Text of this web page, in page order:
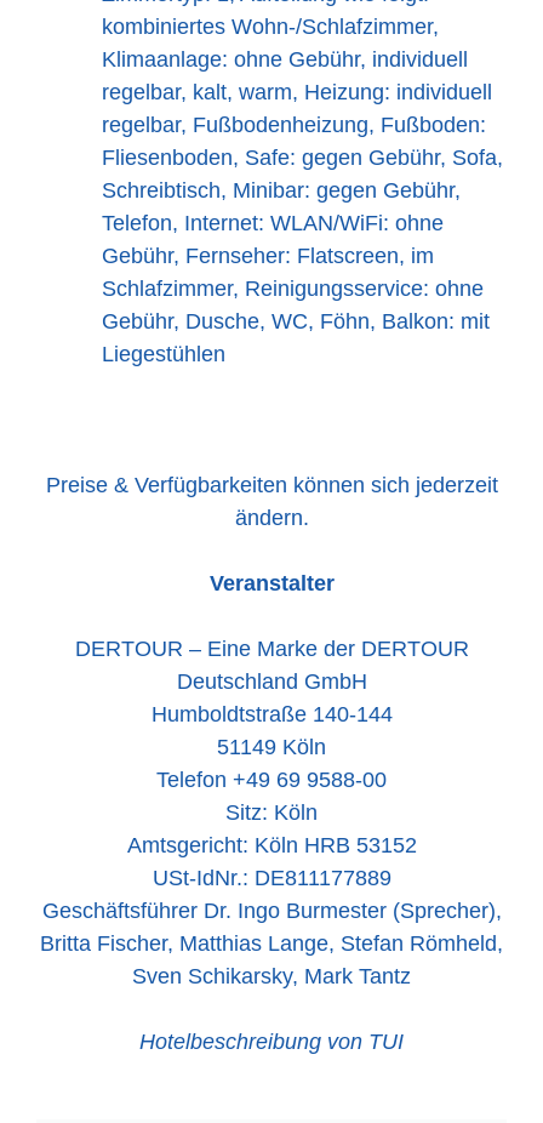
kombiniertes Wohn-/Schlafzimmer,
Klimaanlage: ohne Gebühr, individuell
regelbar, kalt, warm, Heizung: individuell
regelbar, Fußbodenheizung, Fußboden:
Fliesenboden, Safe: gegen Gebühr, Sofa,
Schreibtisch, Minibar: gegen Gebühr,
Telefon, Internet: WLAN/WiFi: ohne
Gebühr, Fernseher: Flatscreen, im
Schlafzimmer, Reinigungsservice: ohne
Gebühr, Dusche, WC, Föhn, Balkon: mit
Liegestühlen
Preise & Verfügbarkeiten können sich jederzeit
ändern.
Veranstalter
DERTOUR – Eine Marke der DERTOUR
Deutschland GmbH
Humboldtstraße 140-144
51149 Köln
Telefon +49 69 9588-00
Sitz: Köln
Amtsgericht: Köln HRB 53152
USt-IdNr.: DE811177889
Geschäftsführer Dr. Ingo Burmester (Sprecher),
Britta Fischer, Matthias Lange, Stefan Römheld,
Sven Schikarsky, Mark Tantz
Hotelbeschreibung von TUI